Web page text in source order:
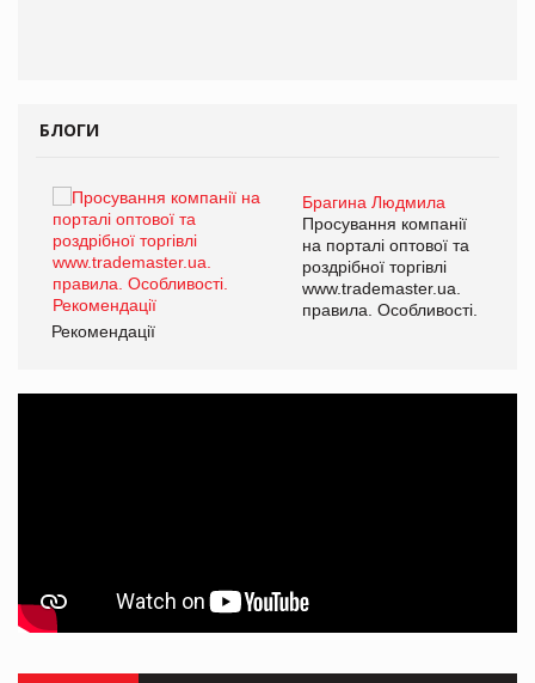
БЛОГИ
Брагина Людмила
Просування компанії
на порталі оптової та
роздрібної торгівлі
www.trademaster.ua.
правила. Особливості.
Рекомендації